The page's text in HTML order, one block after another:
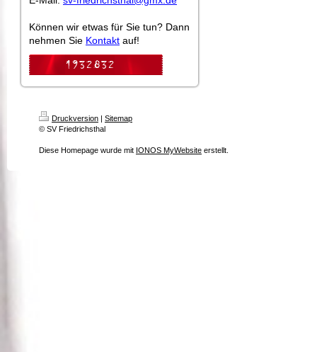
Können wir etwas für Sie tun? Dann
nehmen Sie Kontakt auf!
Druckversion | Sitemap
© SV Friedrichsthal
Diese Homepage wurde mit IONOS MyWebsite erstellt.